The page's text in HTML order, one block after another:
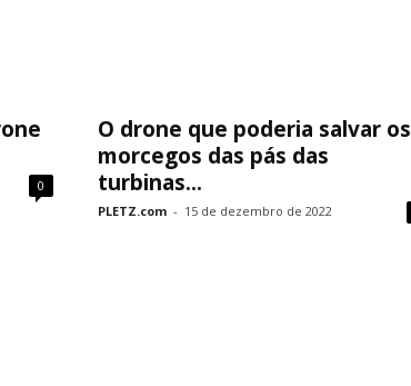
0
O drone que poderia salvar os
morcegos das pás das
turbinas...
PLETZ.com - 15 de dezembro de 2022